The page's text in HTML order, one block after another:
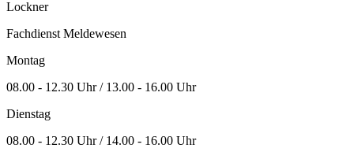
Lockner
Fachdienst Meldewesen
Montag
08.00 - 12.30 Uhr / 13.00 - 16.00 Uhr
Dienstag
08.00 - 12.30 Uhr / 14.00 - 16.00 Uhr